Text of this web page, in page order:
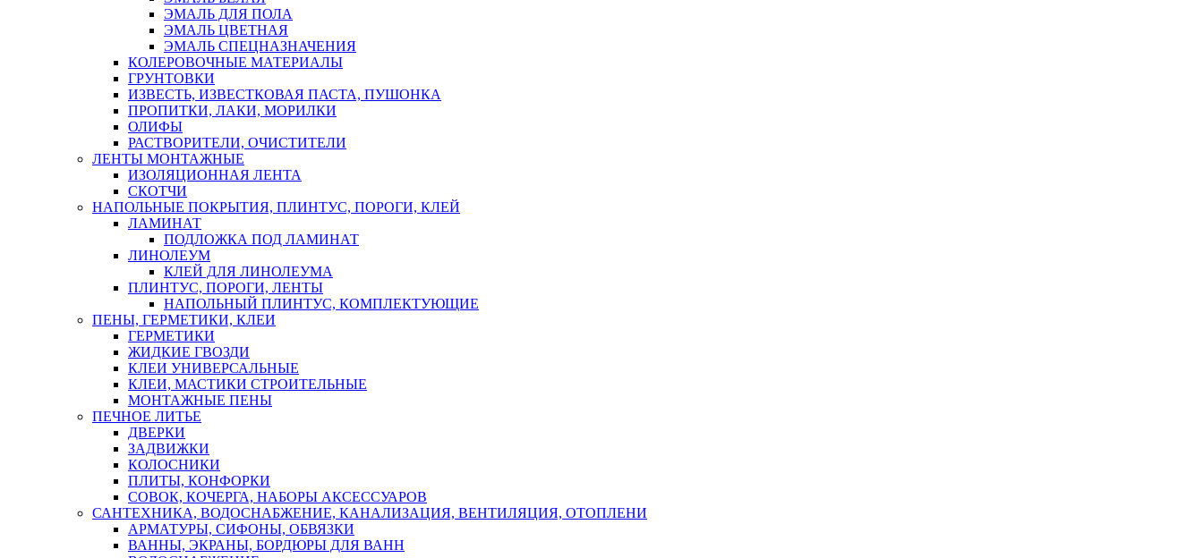
ЭМАЛЬ ДЛЯ ПОЛА
ЭМАЛЬ ЦВЕТНАЯ
ЭМАЛЬ СПЕЦНАЗНАЧЕНИЯ
КОЛЕРОВОЧНЫЕ МАТЕРИАЛЫ
ГРУНТОВКИ
ИЗВЕСТЬ, ИЗВЕСТКОВАЯ ПАСТА, ПУШОНКА
ПРОПИТКИ, ЛАКИ, МОРИЛКИ
ОЛИФЫ
РАСТВОРИТЕЛИ, ОЧИСТИТЕЛИ
ЛЕНТЫ МОНТАЖНЫЕ
ИЗОЛЯЦИОННАЯ ЛЕНТА
СКОТЧИ
НАПОЛЬНЫЕ ПОКРЫТИЯ, ПЛИНТУС, ПОРОГИ, КЛЕЙ
ЛАМИНАТ
ПОДЛОЖКА ПОД ЛАМИНАТ
ЛИНОЛЕУМ
КЛЕЙ ДЛЯ ЛИНОЛЕУМА
ПЛИНТУС, ПОРОГИ, ЛЕНТЫ
НАПОЛЬНЫЙ ПЛИНТУС, КОМПЛЕКТУЮЩИЕ
ПЕНЫ, ГЕРМЕТИКИ, КЛЕИ
ГЕРМЕТИКИ
ЖИДКИЕ ГВОЗДИ
КЛЕИ УНИВЕРСАЛЬНЫЕ
КЛЕИ, МАСТИКИ СТРОИТЕЛЬНЫЕ
МОНТАЖНЫЕ ПЕНЫ
ПЕЧНОЕ ЛИТЬЕ
ДВЕРКИ
ЗАДВИЖКИ
КОЛОСНИКИ
ПЛИТЫ, КОНФОРКИ
СОВОК, КОЧЕРГА, НАБОРЫ АКСЕССУАРОВ
САНТЕХНИКА, ВОДОСНАБЖЕНИЕ, КАНАЛИЗАЦИЯ, ВЕНТИЛЯЦИЯ, ОТОПЛЕНИ
АРМАТУРЫ, СИФОНЫ, ОБВЯЗКИ
ВАННЫ, ЭКРАНЫ, БОРДЮРЫ ДЛЯ ВАНН